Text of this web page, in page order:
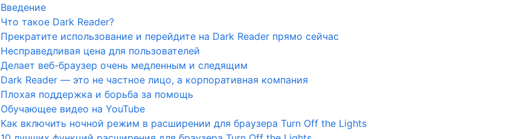
Введение
Что такое Dark Reader?
Прекратите использование и перейдите на Dark Reader прямо сейчас
Несправедливая цена для пользователей
Делает веб-браузер очень медленным и следящим
Dark Reader — это не частное лицо, а корпоративная компания
Плохая поддержка и борьба за помощь
Обучающее видео на YouTube
Как включить ночной режим в расширении для браузера Turn Off the Lights